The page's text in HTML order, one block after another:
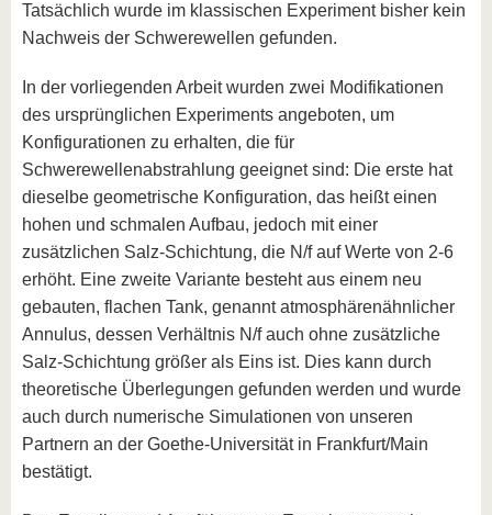
Tatsächlich wurde im klassischen Experiment bisher kein
Nachweis der Schwerewellen gefunden.
In der vorliegenden Arbeit wurden zwei Modifikationen
des ursprünglichen Experiments angeboten, um
Konfigurationen zu erhalten, die für
Schwerewellenabstrahlung geeignet sind: Die erste hat
dieselbe geometrische Konfiguration, das heißt einen
hohen und schmalen Aufbau, jedoch mit einer
zusätzlichen Salz-Schichtung, die N/f auf Werte von 2-6
erhöht. Eine zweite Variante besteht aus einem neu
gebauten, flachen Tank, genannt atmosphärenähnlicher
Annulus, dessen Verhältnis N/f auch ohne zusätzliche
Salz-Schichtung größer als Eins ist. Dies kann durch
theoretische Überlegungen gefunden werden und wurde
auch durch numerische Simulationen von unseren
Partnern an der Goethe-Universität in Frankfurt/Main
bestätigt.